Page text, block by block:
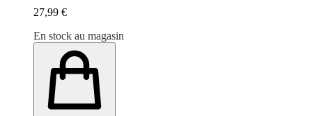
27,99 €
En stock au magasin